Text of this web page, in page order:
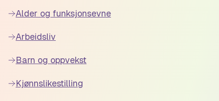
Alder og funksjonsevne
Arbeidsliv
Barn og oppvekst
Kjønnslikestilling